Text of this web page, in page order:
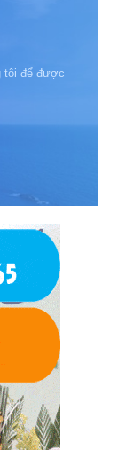
tôi để được